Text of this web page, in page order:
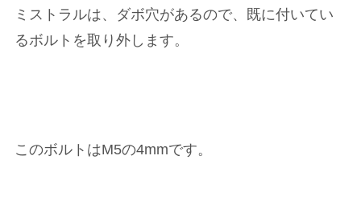
ミストラルは、ダボ穴があるので、既に付いてい
るボルトを取り外します。
このボルトはM5の4mmです。